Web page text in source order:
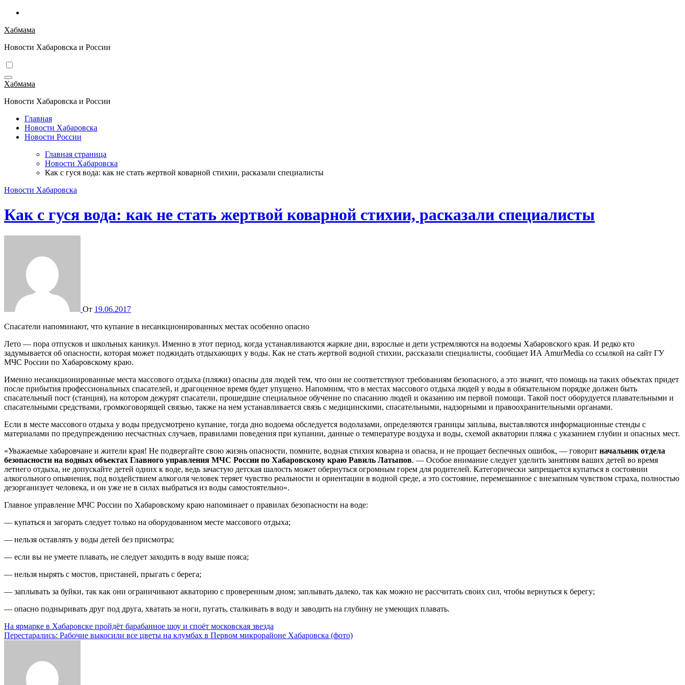
Перейти
содержимому
Хабмама
Новости Хабаровска и России
Хабмама
Новости Хабаровска и России
Главная
Новости Хабаровска
Новости России
Главная страница
Новости Хабаровска
Как с гуся вода: как не стать жертвой коварной стихии, расказали специалисты
Новости Хабаровска
Как с гуся вода: как не стать жертвой коварной стихии, расказали специалисты
От 19.06.2017
Спасатели напоминают, что купание в несанкционированных местах особенно опасно
Лето — пора отпусков и школьных каникул. Именно в этот период, когда устанавливаются жаркие дни, взрослые и дети устремляются на водоемы Хабаровского края. И редко кто
задумывается об опасности, которая может поджидать отдыхающих у воды. Как не стать жертвой водной стихии, рассказали специалисты, сообщает ИА AmurMedia со ссылкой на сайт ГУ
МЧС России по Хабаровскому краю.
Именно несанкционированные места массового отдыха (пляжи) опасны для людей тем, что они не соответствуют требованиям безопасного, а это значит, что помощь на таких объектах придет
после прибытия профессиональных спасателей, и драгоценное время будет упущено. Напомним, что в местах массового отдыха людей у воды в обязательном порядке должен быть
спасательный пост (станция), на котором дежурят спасатели, прошедшие специальное обучение по спасанию людей и оказанию им первой помощи. Такой пост оборудуется плавательными и
спасательными средствами, громкоговорящей связью, также на нем устанавливается связь с медицинскими, спасательными, надзорными и правоохранительными органами.
Если в месте массового отдыха у воды предусмотрено купание, тогда дно водоема обследуется водолазами, определяются границы заплыва, выставляются информационные стенды с
материалами по предупреждению несчастных случаев, правилами поведения при купании, данные о температуре воздуха и воды, схемой акватории пляжа с указанием глубин и опасных мест.
«Уважаемые хабаровчане и жители края! Не подвергайте свою жизнь опасности, помните, водная стихия коварна и опасна, и не прощает беспечных ошибок, — говорит начальник отдела
безопасности на водных объектах Главного управления МЧС России по Хабаровскому краю Равиль Латыпов. — Особое внимание следует уделить занятиям ваших детей во время
летнего отдыха, не допускайте детей одних к воде, ведь зачастую детская шалость может обернуться огромным горем для родителей. Категорически запрещается купаться в состоянии
алкогольного опьянения, под воздействием алкоголя человек теряет чувство реальности и ориентации в водной среде, а это состояние, перемешанное с внезапным чувством страха, полностью
дезорганизует человека, и он уже не в силах выбраться из воды самостоятельно».
Главное управление МЧС России по Хабаровскому краю напоминает о правилах безопасности на воде:
— купаться и загорать следует только на оборудованном месте массового отдыха;
— нельзя оставлять у воды детей без присмотра;
— если вы не умеете плавать, не следует заходить в воду выше пояса;
— нельзя нырять с мостов, пристаней, прыгать с берега;
— заплывать за буйки, так как они ограничивают акваторию с проверенным дном; заплывать далеко, так как можно не рассчитать своих сил, чтобы вернуться к берегу;
— опасно подныривать друг под друга, хватать за ноги, пугать, сталкивать в воду и заводить на глубину не умеющих плавать.
Навигация
по
На ярмарке в Хабаровске пройдёт барабанное шоу и споёт московская звезда
Перестарались: Рабочие выкосили все цветы на клумбах в Первом микрорайоне Хабаровска (фото)